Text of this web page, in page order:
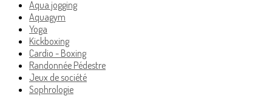
Aqua jogging
Aquagym
Yoga
Kickboxing
Cardio - Boxing
Randonnée Pédestre
Jeux de société
Sophrologie